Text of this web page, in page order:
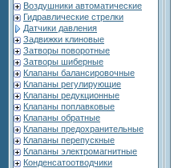
Воздушники автоматические
Гидравлические стрелки
Датчики давления
Задвижки клиновые
Затворы поворотные
Затворы шиберные
Клапаны балансировочные
Клапаны регулирующие
Клапаны редукционные
Клапаны поплавковые
Клапаны обратные
Клапаны предохранительные
Клапаны перепускные
Клапаны электромагнитные
Конденсатоотводчики